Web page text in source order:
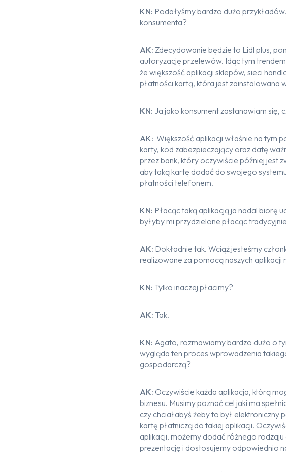
KN: Podałyśmy bardzo dużo
konsumenta?
AK: Zdecydowanie będzie to Lidl plus,
autoryzację przelewów. Idąc tym
że większość aplikacji sklepów, sieci
płatności kartą, która jest zainstalowana
KN: Ja jako konsument zastanawiam się,
AK: Większość aplikacji właśnie na tym
karty, kod zabezpieczający oraz datę
przez bank, który oczywiście później jest
aby taką kartę dodać do swojego
płatności telefonem.
KN: Płacąc taką aplikacją ja nadal biorę
byłyby mi przydzielone płacąc
AK: Dokładnie tak. Wciąż jesteśmy
realizowane za pomocą naszych aplikacji
KN: Tylko inaczej płacimy?
AK: Tak.
KN: Agato, rozmawiamy bardzo dużo o
wygląda ten proces wprowadzenia
gospodarczą?
AK: Oczywiście każda aplikacja, którą
biznesu. Musimy poznać cel jaki ma
czy chciałabyś żeby to był
kartę płatniczą do takiej aplikacji.
aplikacji, możemy dodać różnego
prezentację i dostosujemy odpowiednio